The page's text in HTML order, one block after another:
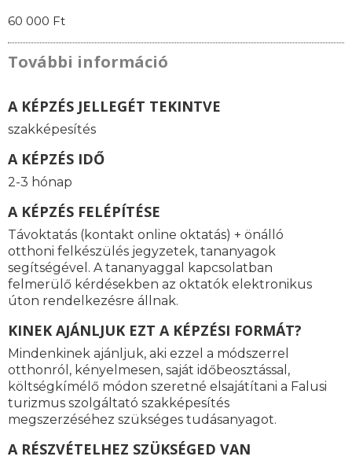
60 000 Ft
További információ
A KÉPZÉS JELLEGÉT TEKINTVE
szakképesítés
A KÉPZÉS IDŐ
2-3 hónap
A KÉPZÉS FELÉPÍTÉSE
Távoktatás (kontakt online oktatás) + önálló
otthoni felkészülés jegyzetek, tananyagok
segítségével. A tananyaggal kapcsolatban
felmerülő kérdésekben az oktatók elektronikus
úton rendelkezésre állnak.
KINEK AJÁNLJUK EZT A KÉPZÉSI FORMÁT?
Mindenkinek ajánljuk, aki ezzel a módszerrel
otthonról, kényelmesen, saját időbeosztással,
költségkímélő módon szeretné elsajátítani a Falusi
turizmus szolgáltató szakképesítés
megszerzéséhez szükséges tudásanyagot.
A RÉSZVÉTELHEZ SZÜKSÉGED VAN